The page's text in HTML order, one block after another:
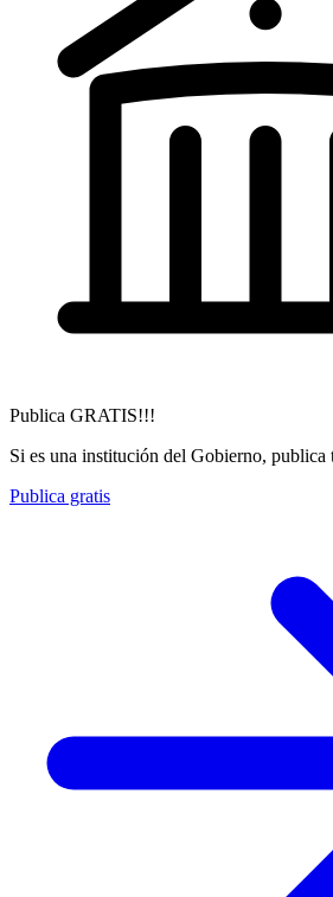
Publica GRATIS!!!
Si es una institución del Gobierno, publica
Publica gratis